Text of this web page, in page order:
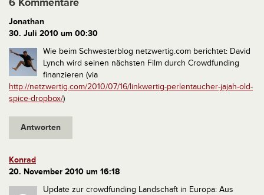
Jonathan
30. Juli 2010 um 00:30
Wie beim Schwesterblog netzwertig.com berichtet: David
Lynch wird seinen nächsten Film durch Crowdfunding
finanzieren (via
http://netzwertig.com/2010/07/16/linkwertig-perlentaucher-jajah-old-
spice-dropbox/)
Antworten
Konrad
20. November 2010 um 16:18
Update zur crowdfunding Landschaft in Europa: Aus